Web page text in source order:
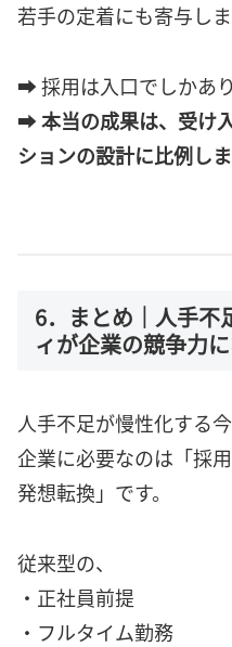
若手の定着にも寄与しま
➡ 採用は入口でしかあり
➡本当の成果は、受け
ションの設計に比例しま
6．まとめ｜人手不
ィが企業の競争力
人手不足が慢性化する今
企業に必要なのは「採
発想転換」です。
従来型の、
・正社員前提
・フルタイム勤務